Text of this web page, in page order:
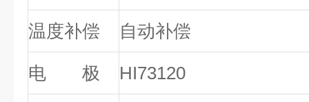
温度补偿 自动补偿
电 极 HI73120